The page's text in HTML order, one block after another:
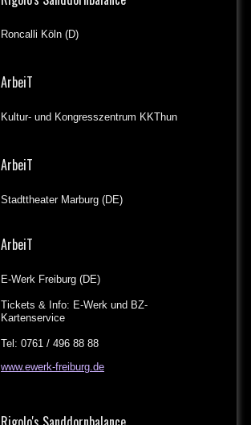
Roncalli Köln (D)
ArbeiT
Kultur- und Kongresszentrum KKThun
ArbeiT
Stadttheater Marburg (DE)
ArbeiT
E-Werk Freiburg (DE)
Tickets & Info: E-Werk und BZ-
Kartenservice
Tel: 0761 / 496 88 88
www.ewerk-freiburg.de